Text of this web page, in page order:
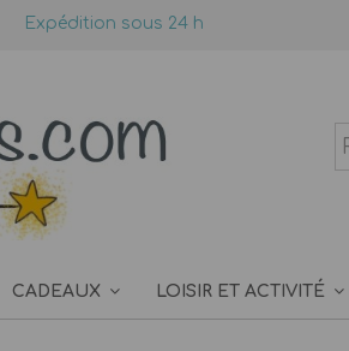
Expédition sous 24 h
CADEAUX LOISIR ET ACTIVITÉ